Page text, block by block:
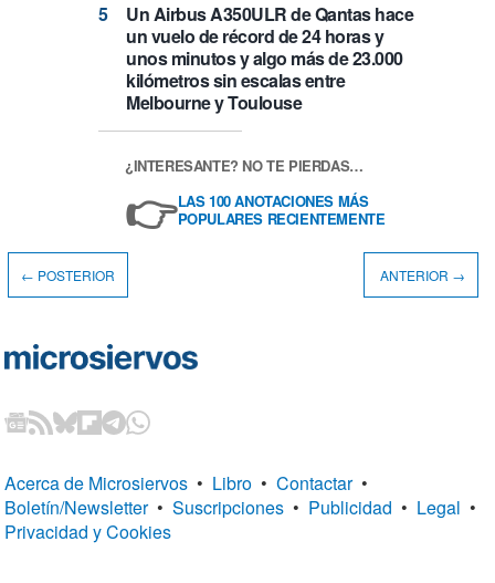
Un Airbus A350ULR de Qantas hace
un vuelo de récord de 24 horas y
unos minutos y algo más de 23.000
kilómetros sin escalas entre
Melbourne y Toulouse
¿INTERESANTE? NO TE PIERDAS…
👉LAS 100 ANOTACIONES MÁS
POPULARES RECIENTEMENTE
← POSTERIOR ANTERIOR →
Acerca de Microsiervos • Libro • Contactar •
Boletín/Newsletter • Suscripciones • Publicidad • Legal •
Privacidad y Cookies